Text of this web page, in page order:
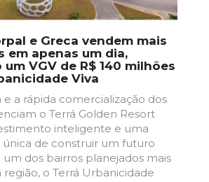
e Greca vendem mais
em apenas um dia,
VGV de R$ 140 milhões
Viva
a rápida comercialização dos
o Terrá Golden Resort
inteligente e uma
de construir um futuro
dos bairros planejados mais
região, o Terrá Urbanicidade